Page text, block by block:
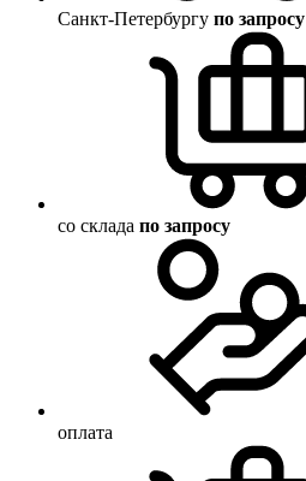
Санкт-Петербургу по запросу
со склада по запросу
оплата